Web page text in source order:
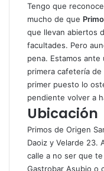
Tengo que
mucho de que
que llevan abiertos
facultades. Pero
pena. Estamos
primera cafetería de
primer puesto lo
pendiente volver a
Ubicación
Primos de Origen
Daoiz y Velarde 23.
calle a no ser que
Gastrobar Asubio o